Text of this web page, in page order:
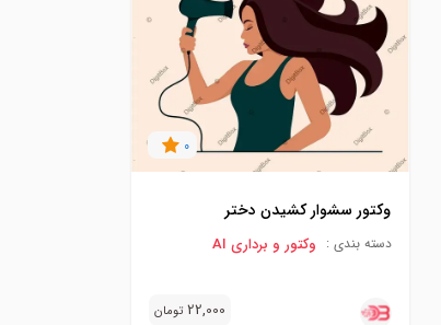
0
وکتور سشوار کشیدن دختر
دسته بندی : وکتور و برداری AI
22,000 تومان